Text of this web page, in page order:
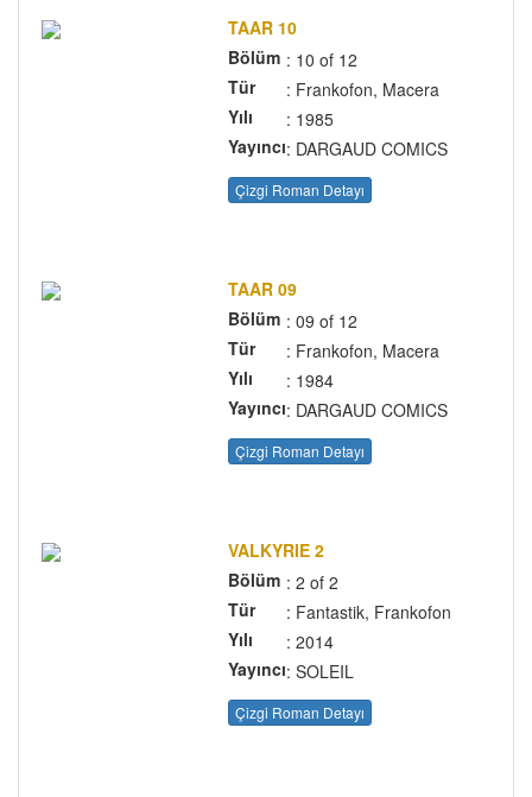
TAAR 10
Bölüm : 10 of 12
Tür
: Frankofon, Macera
Yılı
: 1985
Yayıncı: DARGAUD COMICS
Çizgi Roman Detayı
TAAR 09
Bölüm : 09 of 12
Tür
: Frankofon, Macera
Yılı
: 1984
Yayıncı: DARGAUD COMICS
Çizgi Roman Detayı
VALKYRIE 2
Bölüm : 2 of 2
Tür
: Fantastik, Frankofon
Yılı
: 2014
Yayıncı: SOLEIL
Çizgi Roman Detayı